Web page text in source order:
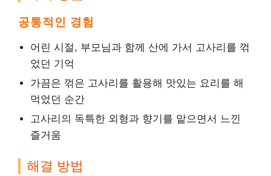
공통적인 경험
어린 시절, 부모님과 함께 산에 가서 고사리를 꺾
었던 기억
가끔은 꺾은 고사리를 활용해 맛있는 요리를 해
먹었던 순간
고사리의 독특한 외형과 향기를 맡으면서 느낀
즐거움
해결 방법